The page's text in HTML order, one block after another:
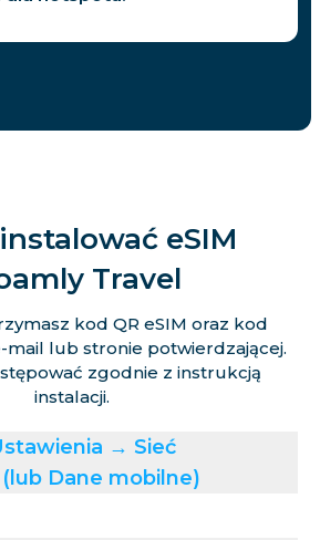
eSIM
Travel
kod QR eSIM oraz kod
mail lub stronie potwierdzającej.
zgodnie z instrukcją
instalacji.
→ Sieć
Dane mobilne)